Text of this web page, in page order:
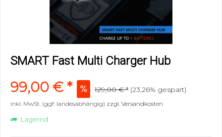
SMART Fast Multi Charger Hub
99,00 € * 129,00 € * (23,26% gespart)
inkl. MwSt. (ggf. landesabhängig) zzgl. Versandkosten
Lagernd